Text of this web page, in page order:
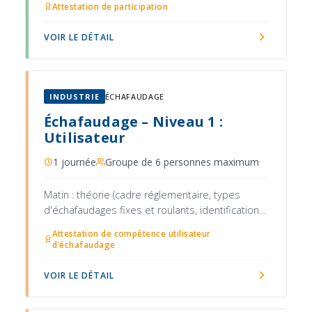
Attestation de participation
VOIR LE DÉTAIL
INDUSTRIE ÉCHAFAUDAGE
Échafaudage – Niveau 1 :
Utilisateur
1 journée Groupe de 6 personnes maximum
Matin : théorie (cadre réglementaire, types
d'échafaudages fixes et roulants, identification
charges admissibles, vérifications avant
Attestation de compétence utilisateur
d'échafaudage
VOIR LE DÉTAIL